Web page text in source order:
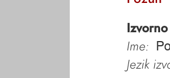
Ime:
Jezik